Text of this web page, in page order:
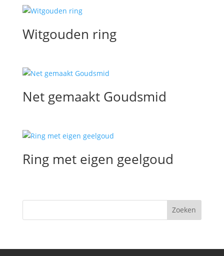
Witgouden ring
Net gemaakt Goudsmid
Ring met eigen geelgoud